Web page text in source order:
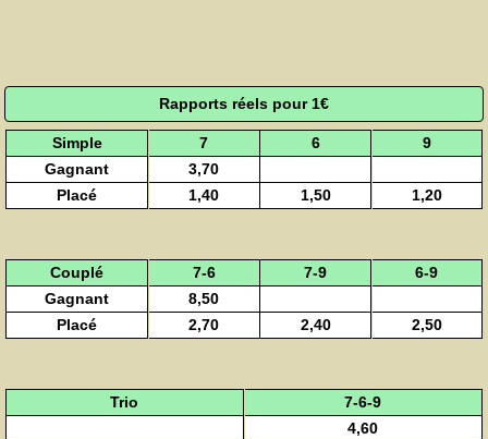
Rapports réels pour 1€
Simple 7 6
9
Gagnant
3,70
Placé
1,40 1,50 1,20
Couplé 7-6 7-9
6-9
Gagnant
8,50
Placé
2,70 2,40 2,50
Trio
7-6-9
4,60